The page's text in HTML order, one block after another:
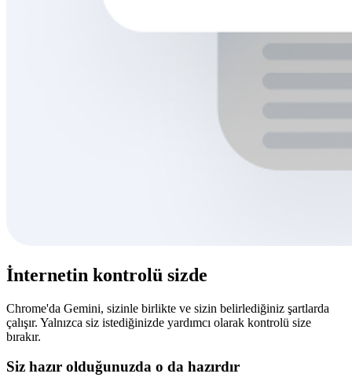
İnternetin kontrolü sizde
Chrome'da Gemini, sizinle birlikte ve sizin belirlediğiniz şartlarda
çalışır. Yalnızca siz istediğinizde yardımcı olarak kontrolü size
bırakır.
Siz hazır olduğunuzda o da hazırdır